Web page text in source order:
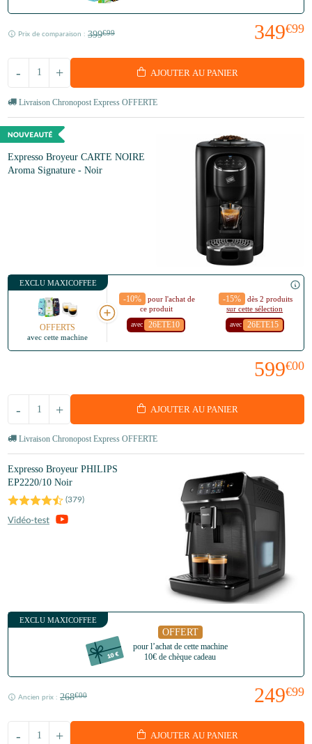
349€99
Prix de comparaison : 399€99
+
- AJOUTER AU PANIER
Livraison Chronopost Express OFFERTE
Expresso Broyeur CARTE NOIRE
Aroma Signature - Noir
EXCLU MAXICOFFEE
OFFERTS
avec cette machine
-10%
pour l'achat de
ce produit
avec 26ETE10
-15%
dès 2 produits
sur cette sélection
avec 26ETE15
599€00
+
- AJOUTER AU PANIER
Livraison Chronopost Express OFFERTE
Expresso Broyeur PHILIPS
EP2220/10 Noir
(379)
EXCLU MAXICOFFEE
OFFERT
pour l’achat de cette machine
10€ de chèque cadeau
249€99
Ancien prix : 268€00
+
- AJOUTER AU PANIER